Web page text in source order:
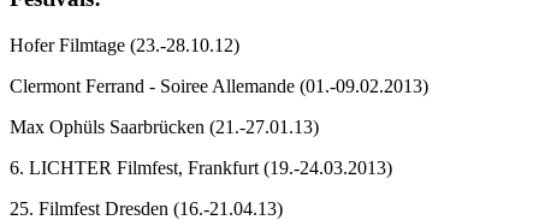
Hofer Filmtage (23.-28.10.12)
Clermont Ferrand - Soiree Allemande (01.-09.02.2013)
Max Ophüls Saarbrücken (21.-27.01.13)
6. LICHTER Filmfest, Frankfurt (19.-24.03.2013)
25. Filmfest Dresden (16.-21.04.13)